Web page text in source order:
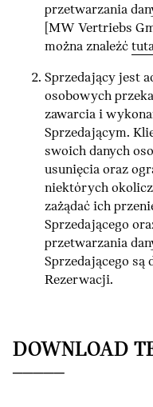
przetwarzania
[MW Vertriebs
można znaleźć
Sprzedający jest
osobowych
zawarcia i
Sprzedającym.
swoich danych
usunięcia oraz
niektórych
zażądać ich
Sprzedającego
przetwarzania
Sprzedającego
Rezerwacji.
DOWNLOAD